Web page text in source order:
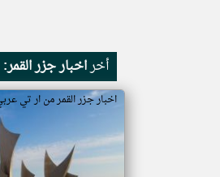
أخراخبار جزر القمر:
اخبار جزر القمر من ار تي